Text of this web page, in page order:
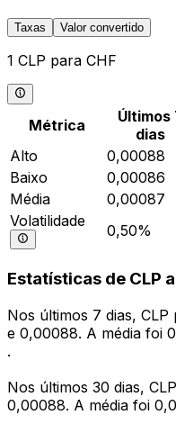
Taxas Valor convertido
1 CLP para CHF
Métrica
Últimos
dias
Alto
0,00088
Baixo
0,00086
Média
0,00087
Volatilidade
0,50%
Estatísticas de CLP
Nos últimos 7 dias,
e 0,00088. A média foi
.
Nos últimos 30 dias,
0,00088. A média foi